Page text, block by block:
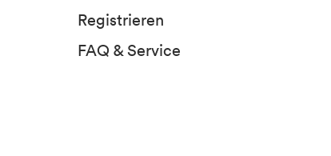
Registrieren
FAQ & Service